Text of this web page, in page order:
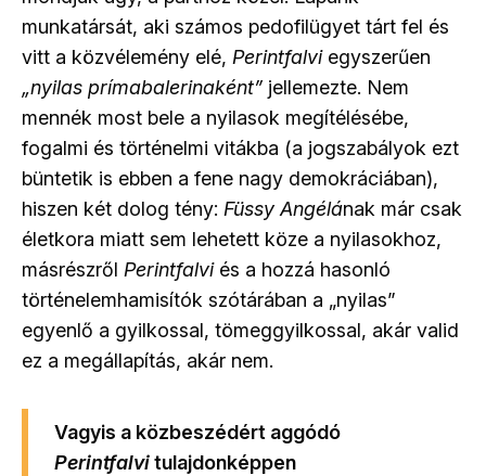
munkatársát, aki számos pedofilügyet tárt fel és
vitt a közvélemény elé, Perintfalviegyszerűen
„nyilas prímabalerinaként” jellemezte. Nem
mennék most bele a nyilasok megítélésébe,
fogalmi és történelmi vitákba (a jogszabályok ezt
büntetik is ebben a fene nagy demokráciában),
hiszen két dolog tény: Füssy Angélának már csak
életkora miatt sem lehetett köze a nyilasokhoz,
másrészről Perintfalviés a hozzá hasonló
történelemhamisítók szótárában a „nyilas”
egyenlő a gyilkossal, tömeggyilkossal, akár valid
ez a megállapítás, akár nem.
Vagyis a közbeszédért aggódó
Perintfalvitulajdonképpen